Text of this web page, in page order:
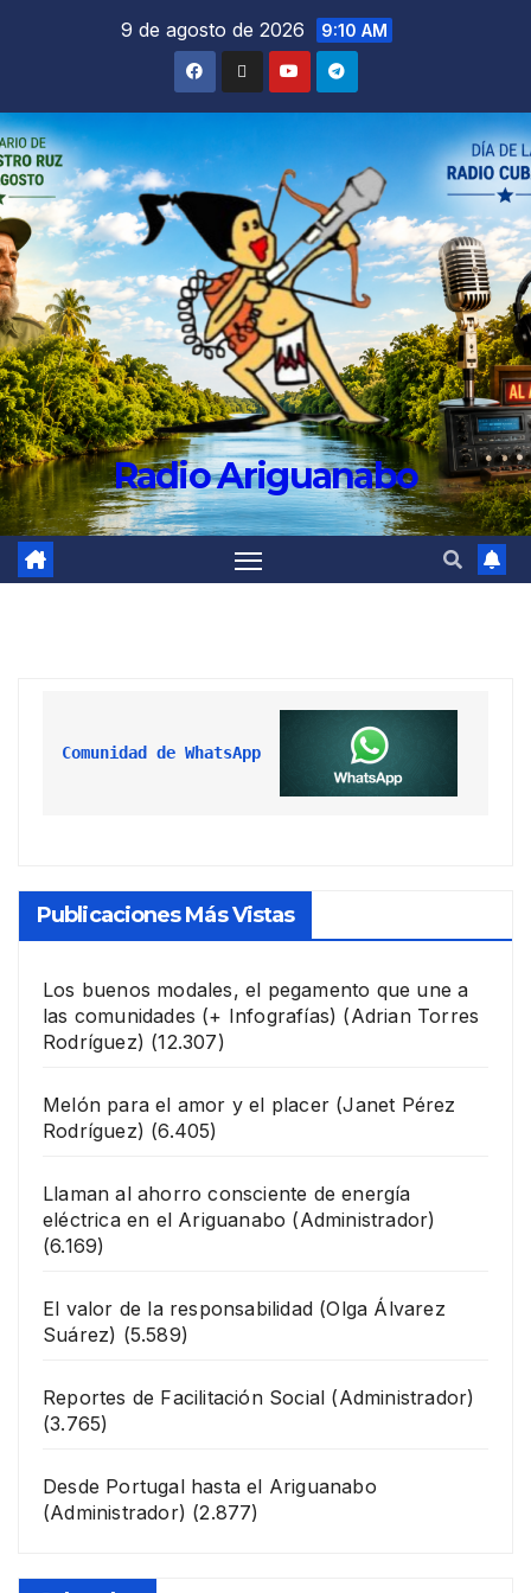
9 de agosto de 2026 9:10 AM
Radio Ariguanabo
Comunidad de WhatsApp
Publicaciones Más Vistas
Los buenos modales, el pegamento que une a
las comunidades (+ Infografías) (Adrian Torres
Rodríguez) (12.307)
Melón para el amor y el placer (Janet Pérez
Rodríguez) (6.405)
Llaman al ahorro consciente de energía
eléctrica en el Ariguanabo (Administrador)
(6.169)
El valor de la responsabilidad (Olga Álvarez
Suárez) (5.589)
Reportes de Facilitación Social (Administrador)
(3.765)
Desde Portugal hasta el Ariguanabo
(Administrador) (2.877)